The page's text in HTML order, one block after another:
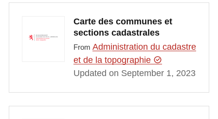
Carte des communes et
sections cadastrales
From Administration du cadastre
et de la topographie
Updated on September 1, 2023